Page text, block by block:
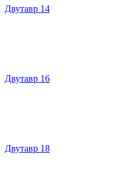
Двутавр 14
Двутавр 16
Двутавр 18